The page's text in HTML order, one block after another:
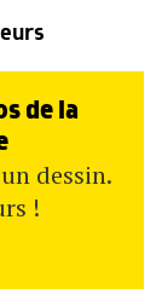
de la
dessin.
!